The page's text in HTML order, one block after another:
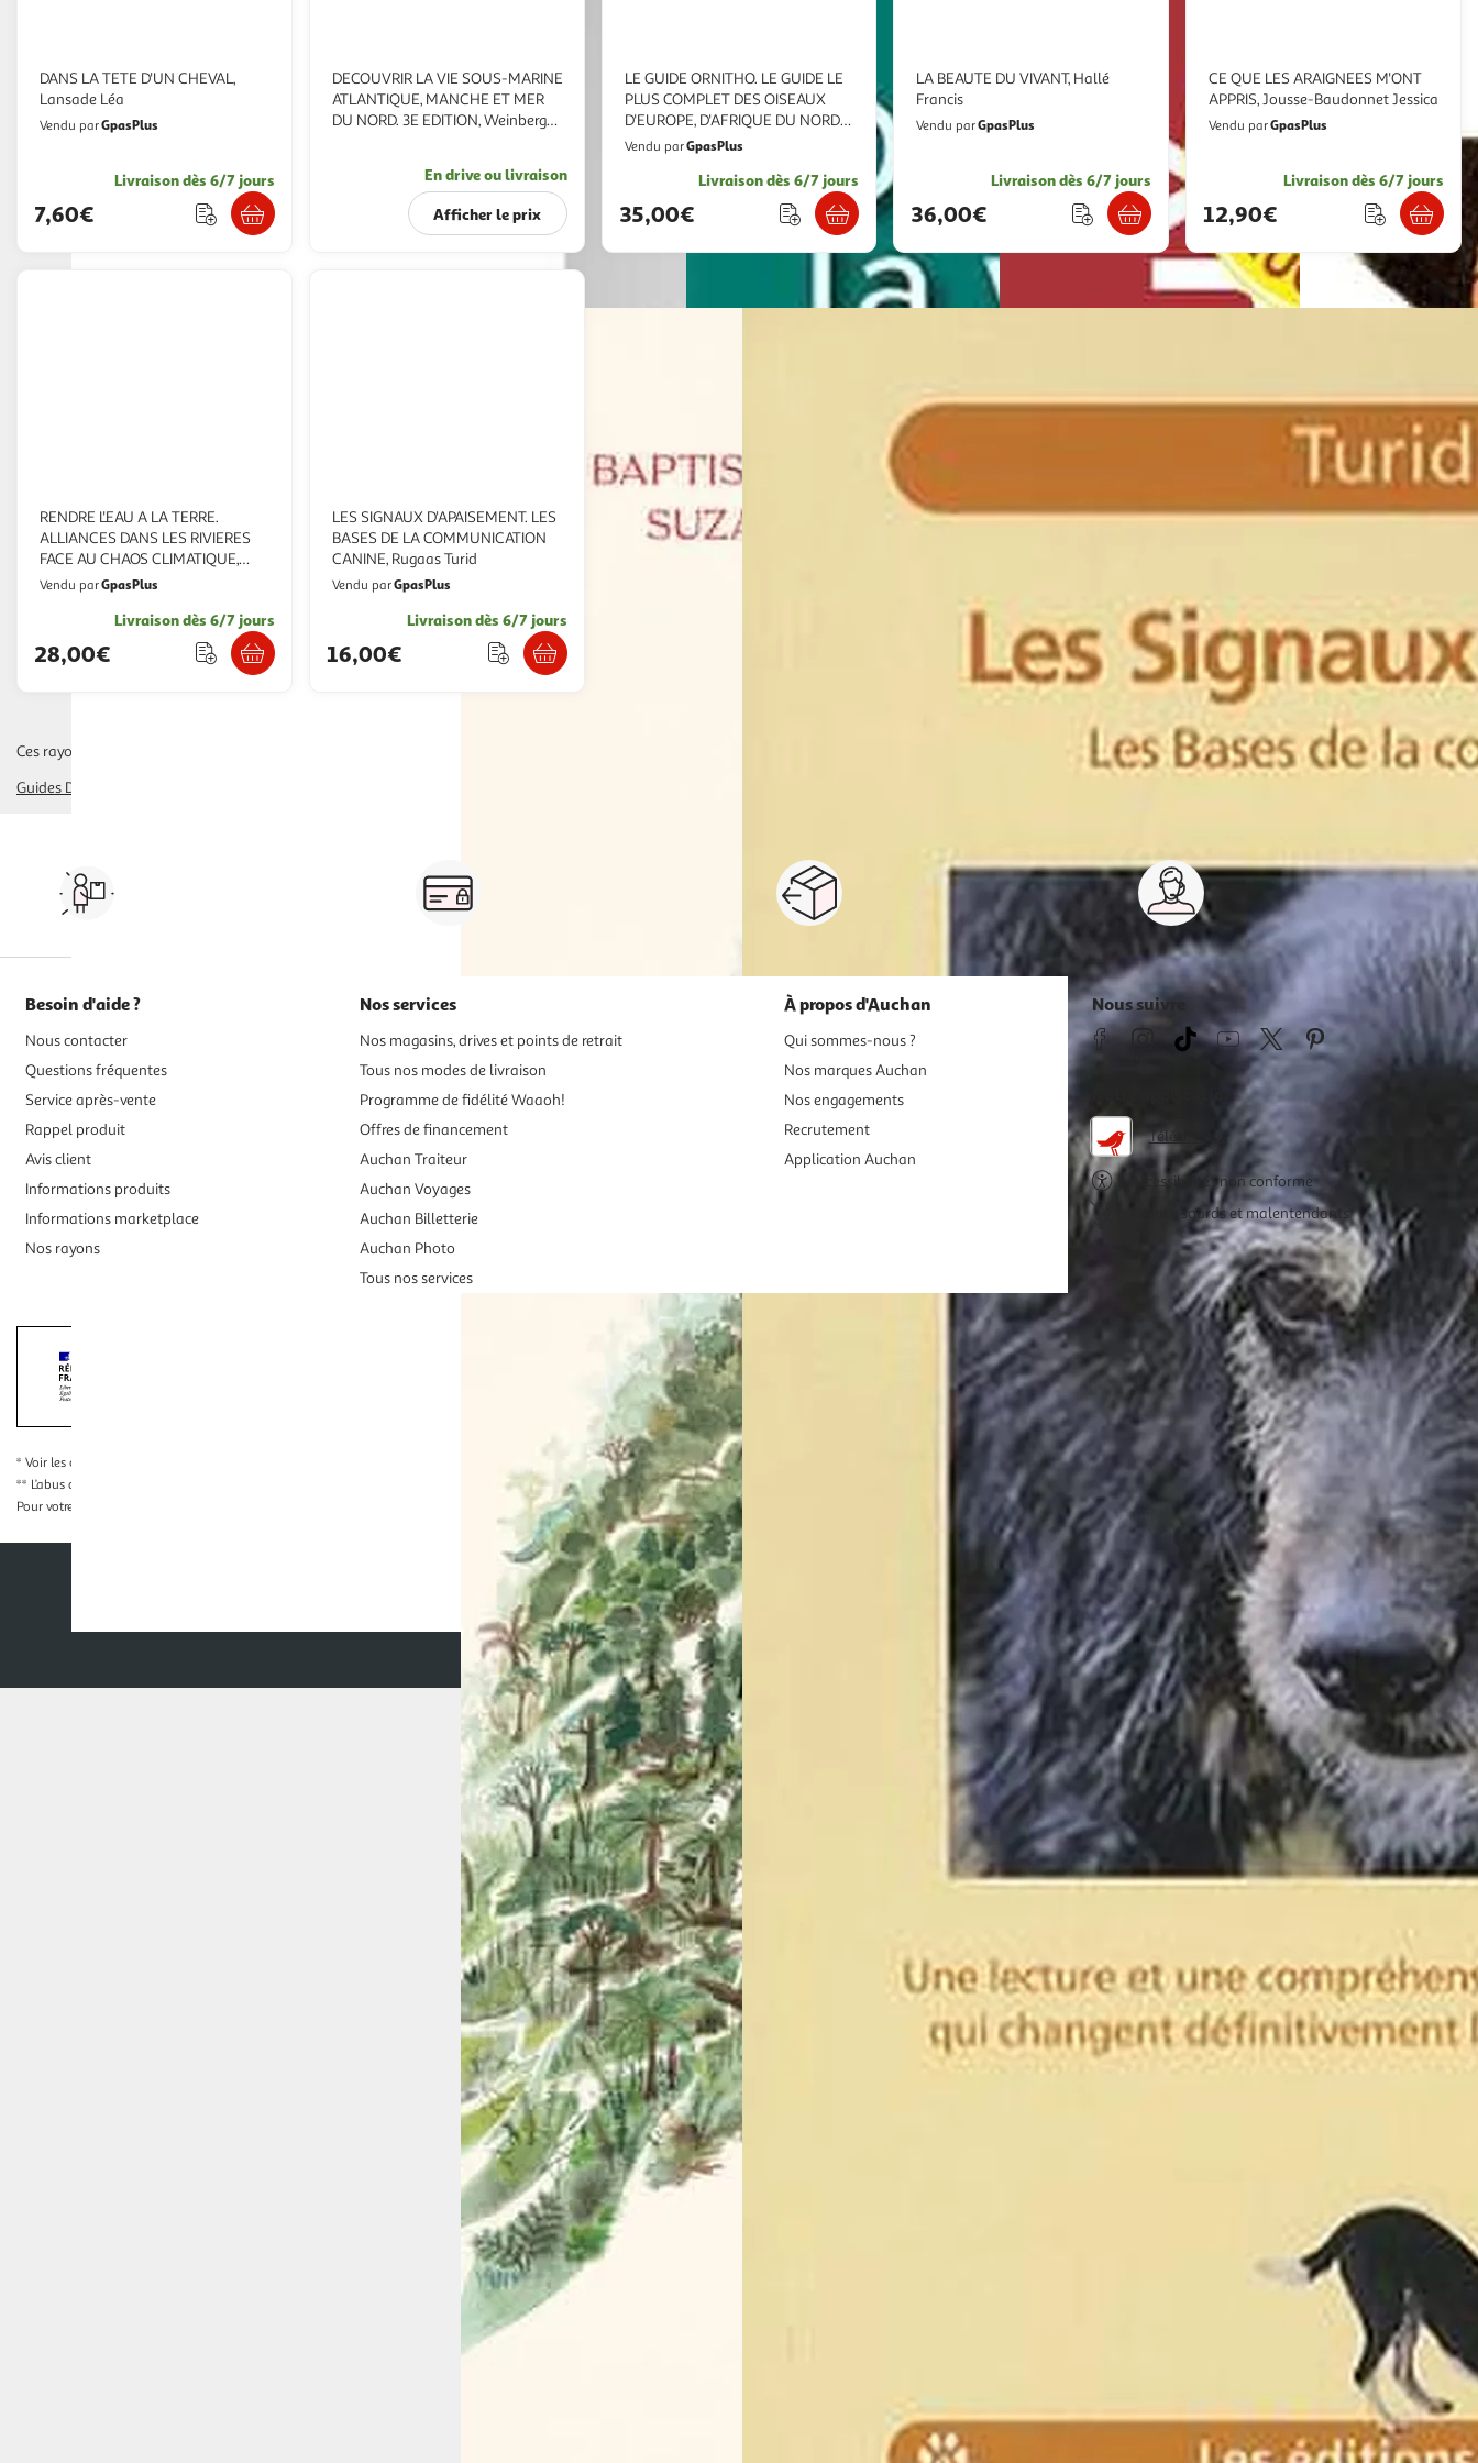
DANS LA TETE D'UN CHEVAL,
Lansade Léa
Vendu parGpasPlus
Livraison dès 6/7 jours
7,60€
DECOUVRIR LA VIE SOUS-MARINE
ATLANTIQUE, MANCHE ET MER
DU NORD. 3E EDITION, Weinberg
En drive ou livraison
Afficher le prix
LE GUIDE ORNITHO. LE GUIDE LE
PLUS COMPLET DES OISEAUX
D'EUROPE, D'AFRIQUE DU NORD
ET DU MOYEN-ORIENT, 3E
Vendu parGpasPlus
Livraison dès 6/7 jours
35,00€
LA BEAUTE DU VIVANT, Hallé
Francis
Vendu parGpasPlus
Livraison dès 6/7 jours
36,00€
CE QUE LES ARAIGNEES M'ONT
APPRIS, Jousse-Baudonnet Jessica
Vendu parGpasPlus
Livraison dès 6/7 jours
12,90€
RENDRE L'EAU A LA TERRE.
ALLIANCES DANS LES RIVIERES
FACE AU CHAOS CLIMATIQUE,
Morizot Baptiste
Vendu parGpasPlus
Livraison dès 6/7 jours
28,00€
LES SIGNAUX D'APAISEMENT. LES
BASES DE LA COMMUNICATION
CANINE, Rugaas Turid
Vendu parGpasPlus
Livraison dès 6/7 jours
16,00€
Ces rayons pourraient également vous intéresser :
Guides De Voyage
Retour produits : 30 jours
Service client 7j/7
03 59 30 59 30
8h>21h, dimanche 8h30>13h
Besoin d'aide ?
Nous contacter
Questions fréquentes
Service après-vente
Rappel produit
Avis client
Informations produits
Informations marketplace
Nos rayons
Nos services
Nos magasins, drives et points de retrait
Tous nos modes de livraison
Programme de fidélité Waaoh!
Offres de financement
Auchan Traiteur
Auchan Voyages
Auchan Billetterie
Auchan Photo
Tous nos services
À propos d'Auchan
Qui sommes-nous ?
Nos marques Auchan
Nos engagements
Recrutement
Application Auchan
Nous suivre
Notre application
Télécharger
Accessibilité : non conforme
Espace sourds et malentendants
Interdiction de vente de boissons alcooliques aux mineurs de moins de 18 ans
* Voir les conditions
** L’abus d’alcool est dangereux pour la santé, à consommer avec modération
Pour votre santé, évitez de grignoter entre les repas.
Conditions des offres et promotions Politique de confidentialité Informations légales marketplace
Auchan 2026 © Tous droits réservés